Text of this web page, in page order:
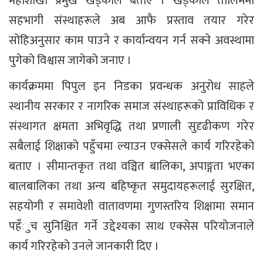
सहभागी संस्थाहरूले अब आफै प्रस्ताव तयार गरेर
सोहिअनुसार काम पाउने र कार्यान्वयन गर्न सक्ने अवस्थामा
पुगेको विश्वास जागेको जनाए ।
कार्यक्रममा पिपुल इन निडका प्रवन्धक अनुरोध साहले
स्थानीय सरकार र नागरिक समाज संस्थाहरूको प्राविधिक र
संस्थागत क्षमता अभिवृद्धि तथा प्रणाली सुदृढीकण गरेर
सबैलाई शिक्षाको पहुँचमा ल्याउन एक्सेसले कार्य गरिरहेको
बताए । सीमान्तकृत तथा वञ्चित बालिका, अपाङ्गता भएका
बालबालिका तथा अन्य बहिष्कृत समुदायहरूलाई सुरक्षित,
सहयोगी र समावेशी वातावणमा गुणस्तरिय शिक्षामा समान
पहँुच सुनिश्चित गर्ने उद्देश्यका साथ एक्सेस परियोजनाले
कार्य गरिरहेको उनले जानकारी दिए ।